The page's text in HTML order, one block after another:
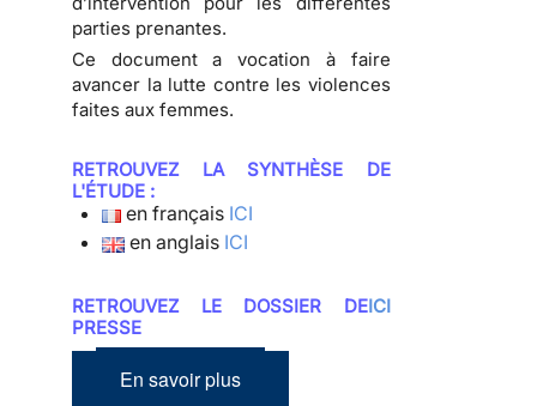
parties prenantes.
Ce document a vocation à faire
avancer la lutte contre les violences
faites aux femmes.
RETROUVEZ LA SYNTHÈSE DE
L'ÉTUDE :
en français ICI
en anglais ICI
RETROUVEZ LE DOSSIER DE
PRESSE
ICI
En savoir plus